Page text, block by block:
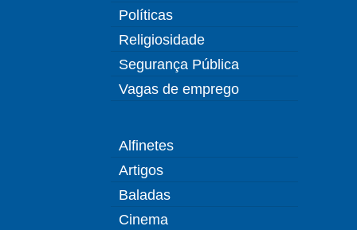
Políticas
Religiosidade
Segurança Pública
Vagas de emprego
Alfinetes
Artigos
Baladas
Cinema